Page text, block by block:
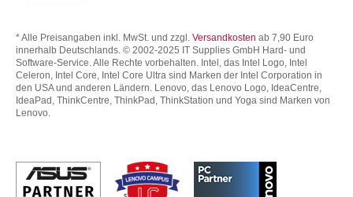
* Alle Preisangaben inkl. MwSt. und zzgl. Versandkosten ab 7,90 Euro
innerhalb Deutschlands. © 2002-2025 IT Supplies GmbH Hard- und
Software-Service. Alle Rechte vorbehalten. Intel, das Intel Logo, Intel
Celeron, Intel Core, Intel Core Ultra sind Marken der Intel Corporation in
den USA und anderen Ländern. Lenovo, das Lenovo Logo, IdeaCentre,
IdeaPad, ThinkCentre, ThinkPad, ThinkStation und Yoga sind Marken von
Lenovo.